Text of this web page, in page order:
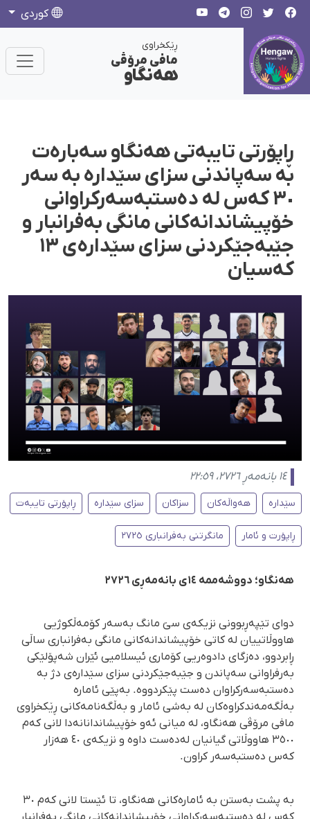
كوردی
ڕێکخراوی
مافی مرۆڤی
هەنگاو
ڕاپۆرتی تایبەتی هەنگاو سەبارەت
بە سەپاندنی سزای سێدارە بە سەر
٣٠ کەس لە دەستبەسەرکراوانی
خۆپیشاندانەکانی مانگی بەفرانبار و
جێبەجێکردنی سزای سێدارەی ١٣
کەسیان
١٤ بانەمەڕ ٢٧٢٦، ٢٢:٥٩
سێدارە هەواڵەکان سزاکان سزای سێدارە ڕاپۆرتی تایبەت
ڕاپۆرت و ئامار مانگرتنی بەفرانباری ٢٧٢٥
هەنگاو؛ دووشەممە ١٤ی بانەمەڕی ٢٧٢٦
دوای تێپەڕبوونی نزیکەی سێ مانگ بەسەر کۆمەڵکوژیی
هاووڵاتییان لە کاتی خۆپیشاندانەکانی مانگی بەفرانباری ساڵی
ڕابردوو، دەزگای دادوەریی کۆماری ئیسلامیی ئێران شەپۆلێکی
بەرفراوانی سەپاندن و جێبەجێکردنی سزای سێدارەی دژ بە
دەستبەسەرکراوان دەست پێکردووە. بەپێی ئامارە
بەڵگەمەندکراوەکان لە بەشی ئامار و بەڵگەنامەکانی ڕێکخراوی
مافی مرۆڤی هەنگاو، لە میانی ئەو خۆپیشاندانانەدا لانی کەم
٣٥٠٠ هاووڵاتی گیانیان لەدەست داوە و نزیکەی ٤٠ هەزار
کەس دەستبەسەر کراون.
بە پشت بەستن بە ئامارەکانی هەنگاو، تا ئێستا لانی کەم ٣٠